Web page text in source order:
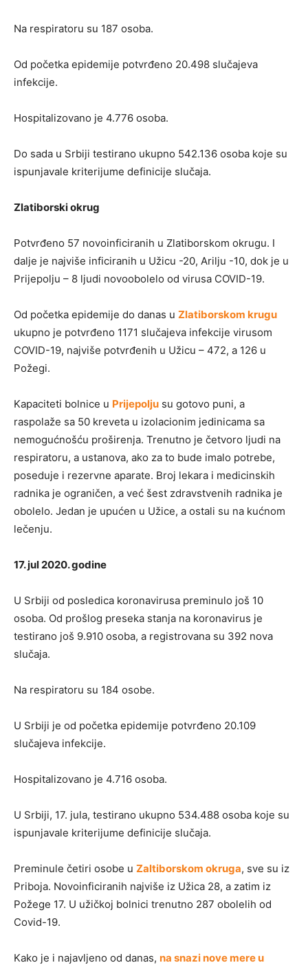
Na respiratoru su 187 osoba.
Od početka epidemije potvrđeno 20.498 slučajeva
infekcije.
Hospitalizovano je 4.776 osoba.
Do sada u Srbiji testirano ukupno 542.136 osoba koje su
ispunjavale kriterijume definicije slučaja.
Zlatiborski okrug
Potvrđeno 57 novoinficiranih u Zlatiborskom okrugu. I
dalje je najviše inficiranih u Užicu -20, Arilju -10, dok je u
Prijepolju – 8 ljudi novoobolelo od virusa COVID-19.
Od početka epidemije do danas u Zlatiborskom krugu
ukupno je potvrđeno 1171 slučajeva infekcije virusom
COVID-19, najviše potvrđenih u Užicu – 472, a 126 u
Požegi.
Kapaciteti bolnice u Prijepolju su gotovo puni, a
raspolaže sa 50 kreveta u izolacionim jedinicama sa
nemogućnošću proširenja. Trenutno je četvoro ljudi na
respiratoru, a ustanova, ako za to bude imalo potrebe,
poseduje i rezervne aparate. Broj lekara i medicinskih
radnika je ograničen, a već šest zdravstvenih radnika je
obolelo. Jedan je upućen u Užice, a ostali su na kućnom
lečenju.
17. jul 2020. godine
U Srbiji od posledica koronavirusa preminulo još 10
osoba. Od prošlog preseka stanja na koronavirus je
testirano još 9.910 osoba, a registrovana su 392 nova
slučaja.
Na respiratoru su 184 osobe.
U Srbiji je od početka epidemije potvrđeno 20.109
slučajeva infekcije.
Hospitalizovano je 4.716 osoba.
U Srbiji, 17. jula, testirano ukupno 534.488 osoba koje su
ispunjavale kriterijume definicije slučaja.
Preminule četiri osobe u Zaltiborskom okruga, sve su iz
Priboja. Novoinficiranih najviše iz Užica 28, a zatim iz
Požege 17. U užičkoj bolnici trenutno 287 obolelih od
Covid-19.
Kako je i najavljeno od danas, na snazi nove mere u